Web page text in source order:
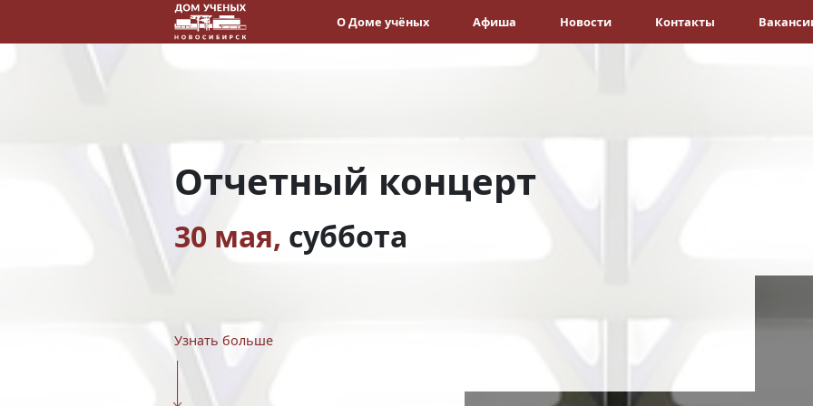
О Доме учёных Афиша Новости Контакты
Отчетный концерт
30 мая, суббота
Узнать больше